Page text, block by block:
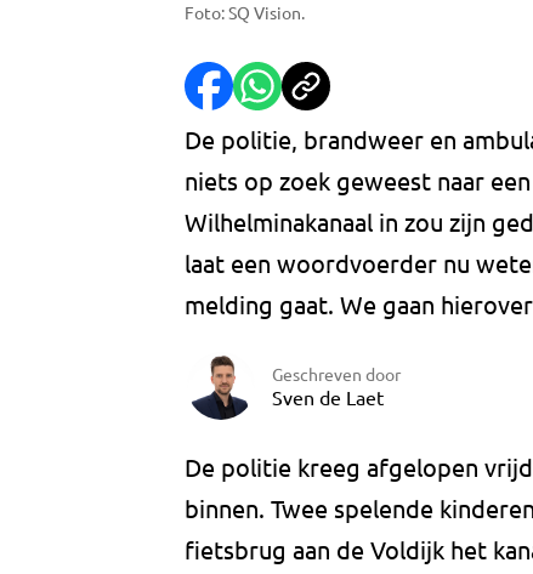
Foto: SQ Vision.
De politie, brandweer en
niets op zoek geweest naar
Wilhelminakanaal in zou zijn
laat een woordvoerder nu
melding gaat. We gaan
Geschreven door
Sven de Laet
De politie kreeg afgelopen
binnen. Twee spelende
fietsbrug aan de Voldijk het